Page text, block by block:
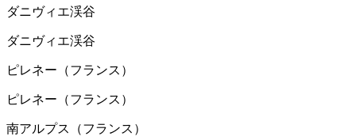
ダニヴィエ渓谷
ダニヴィエ渓谷
ピレネー（フランス）
ピレネー（フランス）
南アルプス（フランス）